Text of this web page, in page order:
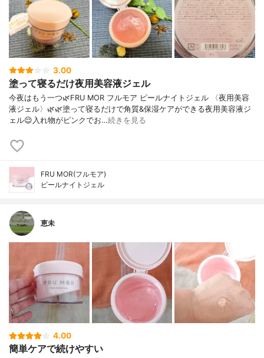
3.00
塗って寝るだけ夜用美容液ジェル
今夜はもう一つ🌿FRU MOR フルモア ピールナイトジェル 〈夜用美容
液ジェル〉🌿🌿塗って寝るだけで角質&保湿ケアができる夜用美容液ジ
ェル😌入れ物がピンクでお…続きを見る
FRU MOR(フルモア)
ピールナイトジェル
恵未
4.00
簡単ケアで続けやすい